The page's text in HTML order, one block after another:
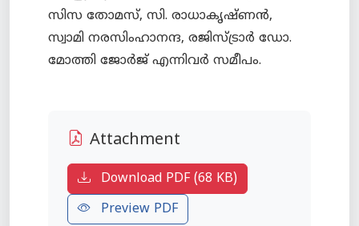
സിസ തോമസ്, സി. രാധാകൃഷ്ണന്‍,
സ്വാമി നരസിംഹാനന്ദ, രജിസ്ട്രാര്‍ ഡോ.
Attachment
Download PDF (68 KB)
Preview PDF